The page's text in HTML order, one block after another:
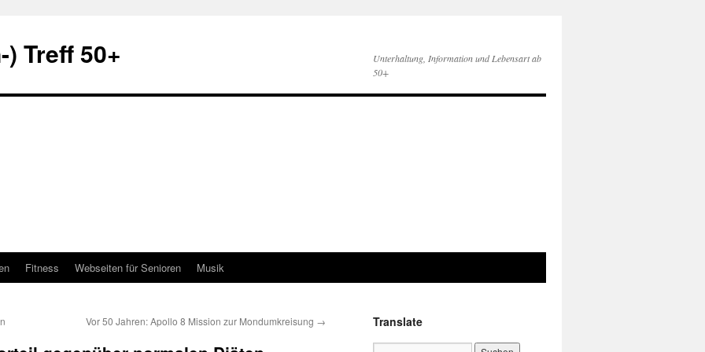
Treff 50+
Unterhaltung, Information und Lebensart ab
50+
Fitness Webseiten für Senioren Musik
Vor 50 Jahren: Apollo 8 Mission zur Mondumkreisung → Translate